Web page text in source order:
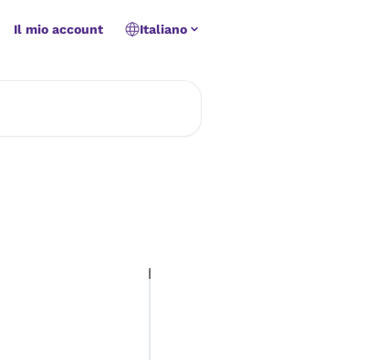
Il mio account Italiano